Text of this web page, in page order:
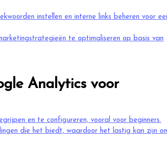
instellen en interne links beheren voor
te optimaliseren op basis van
Analytics voor
en te configureren, vooral voor beginners.
die het biedt, waardoor het lastig kan zijn